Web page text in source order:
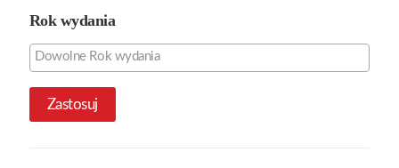
Rok wydania
Zastosuj